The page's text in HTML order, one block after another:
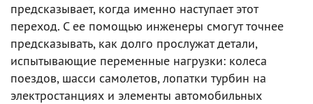
предсказывает, когда именно наступает этот
переход. С ее помощью инженеры смогут точнее
предсказывать, как долго прослужат детали,
испытывающие переменные нагрузки: колеса
поездов, шасси самолетов, лопатки турбин на
электростанциях и элементы автомобильных